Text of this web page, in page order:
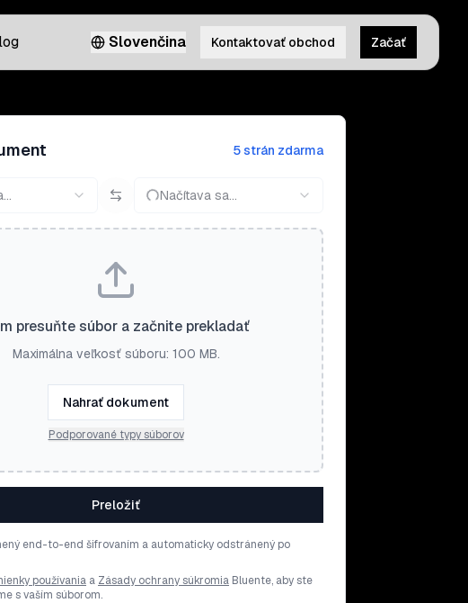
Slovenčina Kontaktovať obchod Začať
5 strán zdarma
Načítava sa...
presuňte súbor a začnite prekladať
Maximálna veľkosť súboru: 100 MB.
Nahrať dokument
Podporované typy súborov
Preložiť
end-to-end šifrovaním a automaticky odstránený po
používania a Zásady ochrany súkromia Bluente, aby ste
s vaším súborom.